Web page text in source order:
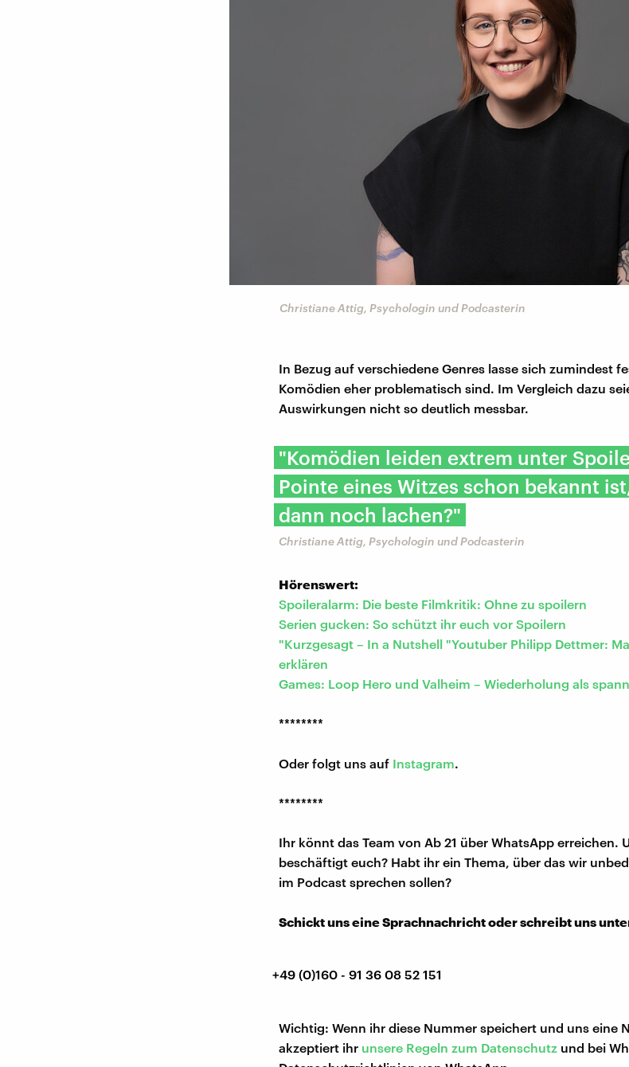
Christiane Attig, Psychologin und Podcasterin
In Bezug auf verschiedene Genres lasse sich zumindest
Komödien eher problematisch sind. Im Vergleich dazu
Auswirkungen nicht so deutlich messbar.
"Komödien leiden extrem unter
Pointe eines Witzes schon bekannt
dann noch lachen?"
Christiane Attig, Psychologin und Podcasterin
Hörenswert:
Spoileralarm: Die beste Filmkritik: Ohne zu spoilern
Serien gucken: So schützt ihr euch vor Spoilern
"Kurzgesagt – In a Nutshell "Youtuber Philipp Dettmer:
erklären
Games: Loop Hero und Valheim – Wiederholung als
********
Oder folgt uns auf Instagram.
********
Ihr könnt das Team von Ab 21 über WhatsApp erreichen.
beschäftigt euch? Habt ihr ein Thema, über das wir
im Podcast sprechen sollen?
Schickt uns eine Sprachnachricht oder schreibt uns
+49 (0)160 - 91 36 08 52 151
Wichtig: Wenn ihr diese Nummer speichert und uns eine
akzeptiert ihr unsere Regeln zum Datenschutz und bei